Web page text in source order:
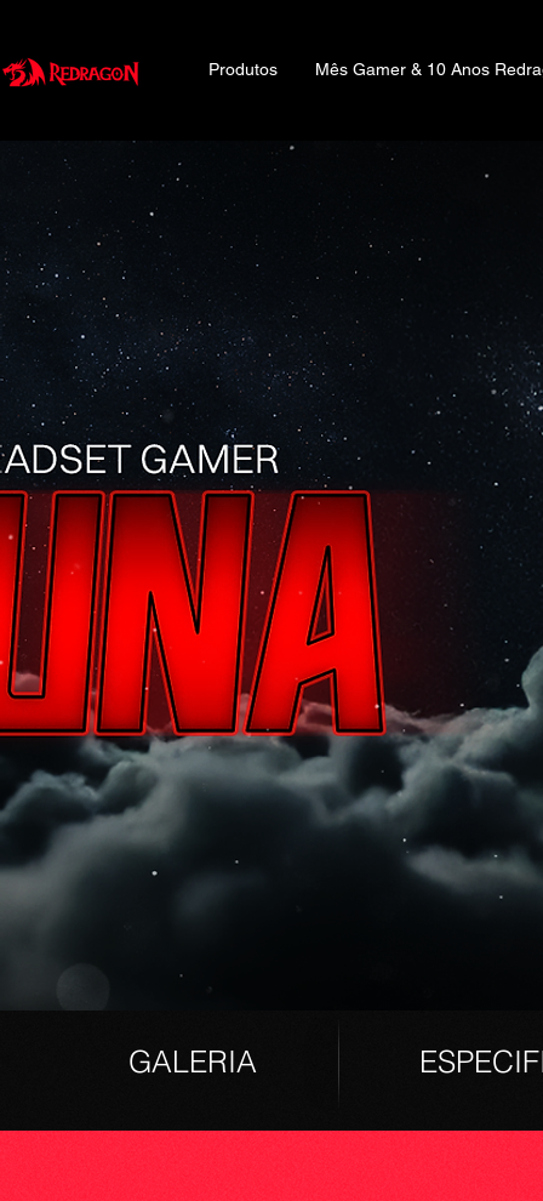
Produtos Mês Gamer & 10 Anos
GALERIA